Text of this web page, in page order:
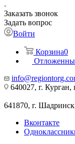
Заказать звонок
Задать вопрос
Войти
Корзина0
640027, г.
641870, г.
Вконтакте